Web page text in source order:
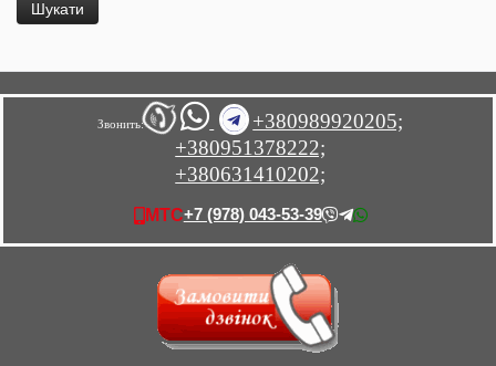
Звонить:
+380989920205;
+380951378222;
+380631410202;
МТС+7 (978) 043-53-39